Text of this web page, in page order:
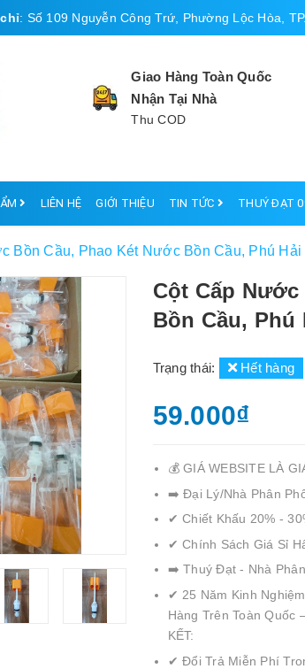
: Số 109 Nguyễn Công Trứ, Phường Lộc Hòa,
Giao Hàng Toàn Quốc
Nhận Tại Nhà
Thu COD
LIÊN HỆ GIỚI THIỆU TIN TỨC THUÝ ĐẠT
Bồn Cầu, Phao Két Nước Bồn Cầu, Phú Hải
Cột Cấp
Bồn Cầu, Phú
Trạng thái: Hết hàng
59.000₫
💰 GIÁ WEBSITE LÀ
➡️ Đại Lý/Nhà Phân
✔ Chiết Khấu 20% -
✔ Chính Sách Giá Sỉ
➡️ Thuý Đạt - Nhà
✔ 25 Năm Kinh
Hàng Trên Toàn Quốc
KẾT:
✔ Đổi Trả Miễn Phí